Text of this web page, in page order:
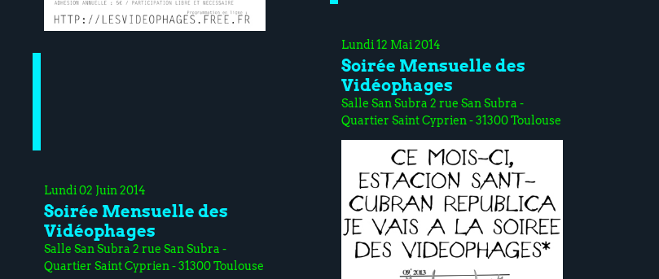
Lundi 02 Juin 2014
Soirée Mensuelle des
Vidéophages
Salle San Subra 2 rue San Subra -
Quartier Saint Cyprien - 31300 Toulouse
Lundi 12 Mai 2014
Soirée Mensuelle des
Vidéophages
Salle San Subra 2 rue San Subra -
Quartier Saint Cyprien - 31300 Toulouse